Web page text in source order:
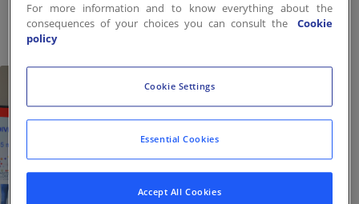
For more information and to know everything about the
consequences of your choices you can consult the
Cookie
policy
Cookie Settings
Essential Cookies
Accept All Cookies